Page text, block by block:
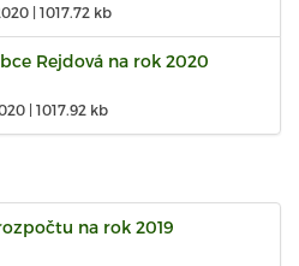
| 1017.72 kb
Rejdová na rok 2020
| 1017.92 kb
na rok 2019